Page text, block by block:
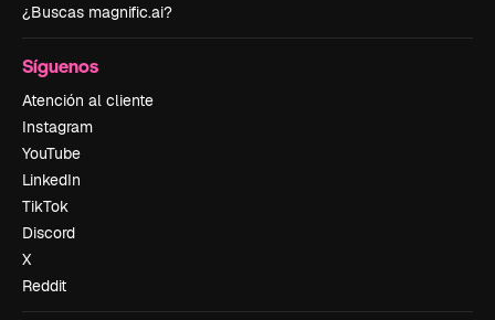
¿Buscas magnific.ai?
Síguenos
Atención al cliente
Instagram
YouTube
LinkedIn
TikTok
Discord
X
Reddit